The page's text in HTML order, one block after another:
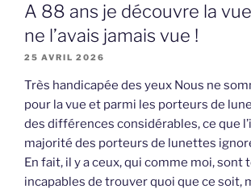
A 88 ans je découvre la
ne l’avais jamais vue !
25 AVRIL 2026
Très handicapée des yeux Nous ne
pour la vue et parmi les porteurs de
des différences considérables, ce que
majorité des porteurs de lunettes
En fait, il y a ceux, qui comme moi,
incapables de trouver quoi que ce soit,